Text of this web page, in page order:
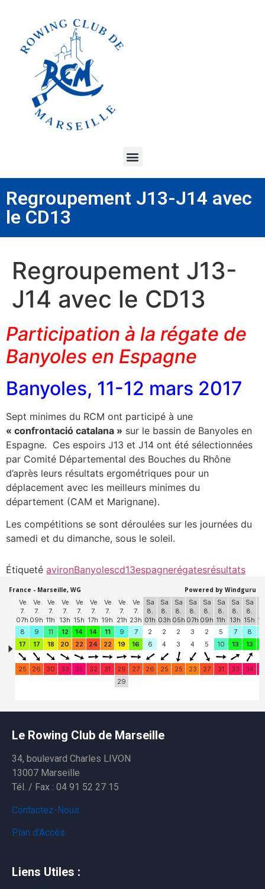
Regroupement J13-J14 avec
le CD13
Regroupement J13-
J14 avec le CD13
Participation à la régate de
Banyoles en Espagne
Banyoles, 11-12 mars 2017
Sept minimes du RCM ont participé à une
« confrontació catalana » sur le bassin de Banyoles en
Espagne. Ces espoirs J13 et J14 ont été sélectionnées
par Comité Départemental des Bouches du Rhône
d’après leurs résultats ergométriques pour un
déplacement avec les meilleurs minimes du
département (CAM et Marignane).
Les compétitions se sont déroulées sur les journées du
samedi et du dimanche, sous le soleil.
Étiqueté avironBanyolescd13espagnerégatesrésultats
Le Rowing Club de Marseille
34, boulevard Charles LIVON
13007 Marseille
Tél. / Fax : 04 91 52 27 15
Contactez-Nous
Plan d’Accès
Liens Utiles :